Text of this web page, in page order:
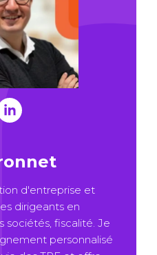
d'entreprise et
dirigeants en
sociétés, fiscalité. Je
personnalisé